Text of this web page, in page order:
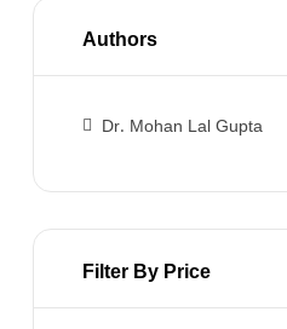
Authors
Dr. Mohan Lal Gupta
Filter By Price